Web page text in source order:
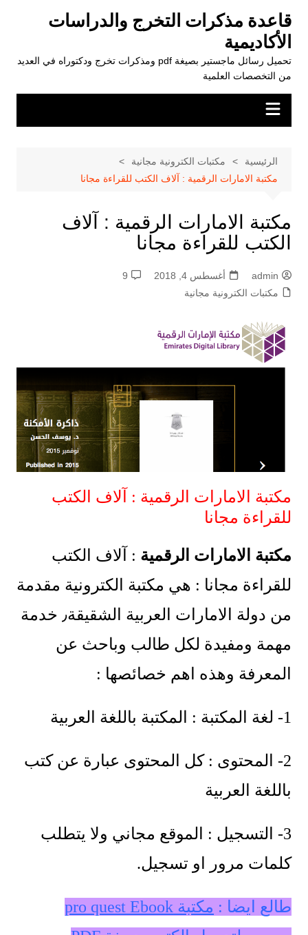
المحتوى
قاعدة مذكرات التخرج والدراسات
الأكاديمية
تحميل رسائل ماجستير بصيغة pdf ومذكرات تخرج ودكتوراه في العديد
من التخصصات العلمية
الرئيسية
مكتبات الكترونية مجانية
مكتبة الامارات الرقمية : آلاف الكتب للقراءة مجانا
مكتبة الامارات الرقمية : آلاف
الكتب للقراءة مجانا
admin أغسطس 4, 2018
9
مكتبات الكترونية مجانية
مكتبة الامارات الرقمية : آلاف الكتب
للقراءة مجانا
مكتبة الامارات الرقمية : آلاف الكتب
للقراءة مجانا : هي مكتبة الكترونية مقدمة
من دولة الامارات العربية الشقيقة٫ خدمة
مهمة ومفيدة لكل طالب وباحث عن
المعرفة وهذه اهم خصائصها :
1- لغة المكتبة : المكتبة باللغة العربية
2- المحتوى : كل المحتوى عبارة عن كتب
باللغة العربية
3- التسجيل : الموقع مجاني ولا يتطلب
كلمات مرور او تسجيل.
طالع ايضا :
مكتبة pro quest Ebook